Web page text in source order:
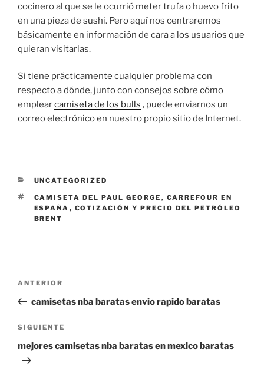
cocinero al que se le ocurrió meter trufa o huevo frito
en una pieza de sushi. Pero aquí nos centraremos
básicamente en información de cara a los usuarios que
quieran visitarlas.
Si tiene prácticamente cualquier problema con
respecto a dónde, junto con consejos sobre cómo
emplearcamiseta de los bulls , puede enviarnos un
correo electrónico en nuestro propio sitio de Internet.
CATEGORÍAS
UNCATEGORIZED
ETIQUETAS
CAMISETA DEL PAUL GEORGE , CARREFOUR EN
ESPAÑA , COTIZACIÓN Y PRECIO DEL PETRÓLEO
BRENT
entradas
Entrada
anterior:
ANTERIOR
camisetas nba baratas envio rapido baratas
Siguiente
entrada
SIGUIENTE
mejores camisetas nba baratas en mexico baratas